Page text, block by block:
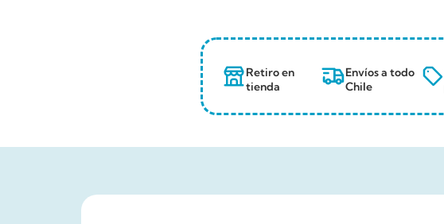
Retiro en
tienda
Envíos a todo
Chile